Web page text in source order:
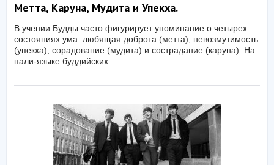
Метта, Каруна, Мудита и Упекха.
В учении Будды часто фигурирует упоминание о четырех
состояниях ума: любящая доброта (метта), невозмутимость
(упекха), сорадование (мудита) и сострадание (каруна). На
пали-языке буддийских ...